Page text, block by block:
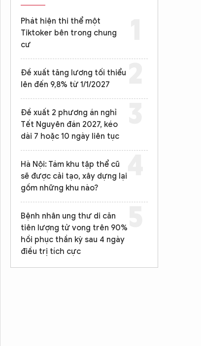
Phát hiện thi thể một
Tiktoker bên trong chung
cư
Đề xuất tăng lương tối thiểu
lên đến 9,8% từ 1/1/2027
Đề xuất 2 phương án nghỉ
Tết Nguyên đán 2027, kéo
dài 7 hoặc 10 ngày liên tục
Hà Nội: Tám khu tập thể cũ
sẽ được cải tạo, xây dựng lại
gồm những khu nào?
Bệnh nhân ung thư di căn
tiên lượng tử vong trên 90%
hồi phục thần kỳ sau 4 ngày
điều trị tích cực